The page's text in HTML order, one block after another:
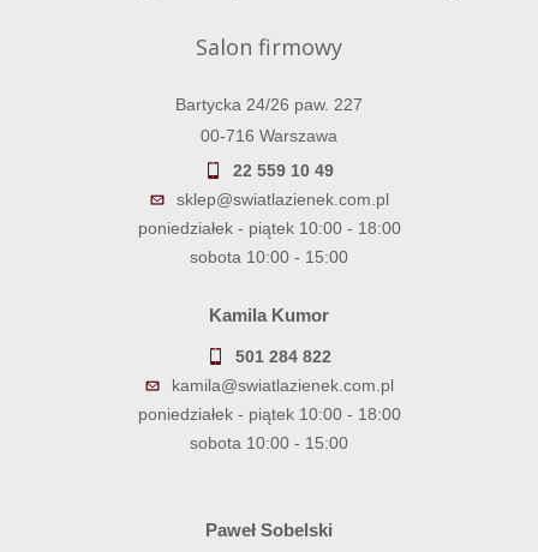
Salon firmowy
Bartycka 24/26 paw. 227
00-716 Warszawa
22 559 10 49
sklep@swiatlazienek.com.pl
poniedziałek - piątek 10:00 - 18:00
sobota 10:00 - 15:00
Kamila Kumor
501 284 822
kamila@swiatlazienek.com.pl
poniedziałek - piątek 10:00 - 18:00
sobota 10:00 - 15:00
Paweł Sobelski